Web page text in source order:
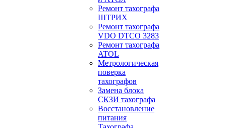
Ремонт тахографа
ШТРИХ
Ремонт тахографа
VDO DTCO 3283
Ремонт тахографа
ATOL
Метрологическая
поверка
тахографов
Замена блока
СКЗИ тахографа
Восстановление
питания